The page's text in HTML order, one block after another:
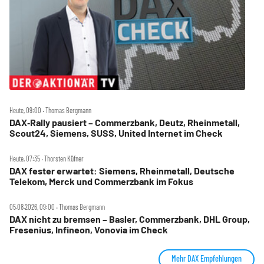
Heute, 09:00 ‧ Thomas Bergmann
DAX‑Rally pausiert – Commerzbank, Deutz, Rheinmetall,
Scout24, Siemens, SUSS, United Internet im Check
Heute, 07:35 ‧ Thorsten Küfner
DAX fester erwartet: Siemens, Rheinmetall, Deutsche
Telekom, Merck und Commerzbank im Fokus
05.08.2026, 09:00 ‧ Thomas Bergmann
DAX nicht zu bremsen – Basler, Commerzbank, DHL Group,
Fresenius, Infineon, Vonovia im Check
Mehr DAX Empfehlungen